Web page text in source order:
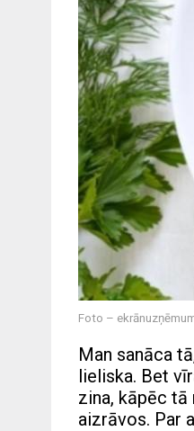
Foto –
Man sanāca
lieliska. Bet
zina, kāpēc tā
aizrāvos. Par